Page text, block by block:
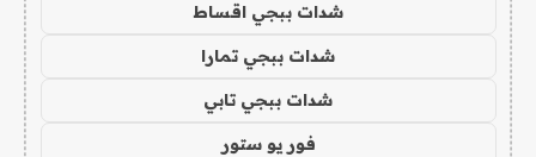
شدات ببجي اقساط
شدات ببجي تمارا
شدات ببجي تابي
فور يو ستور